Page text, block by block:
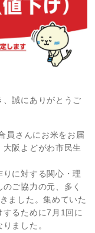
誠にありがとうご
員さんにお米をお届
阪よどがわ市民生
に対する関心・理
ご協力の元、多く
ました。集めていた
るために7月1回に
ました。